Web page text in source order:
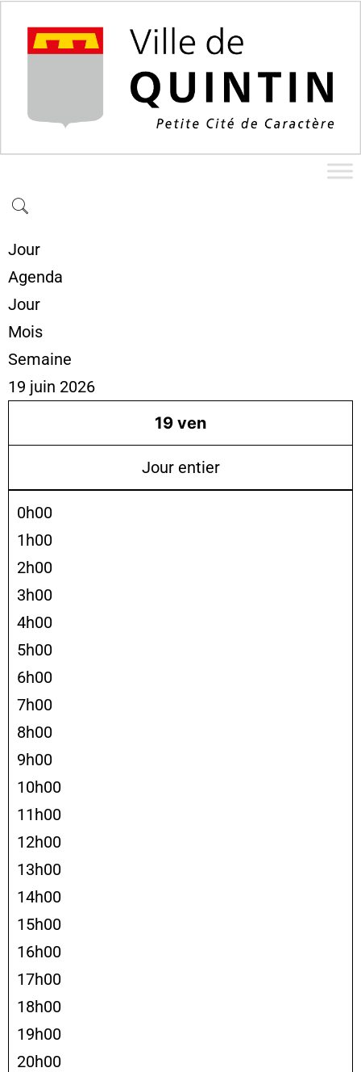
Jour
Agenda
Jour
Mois
Semaine
19 juin 2026
19 ven
Jour entier
0h00
1h00
2h00
3h00
4h00
5h00
6h00
7h00
8h00
9h00
10h00
11h00
12h00
13h00
14h00
15h00
16h00
17h00
18h00
19h00
20h00